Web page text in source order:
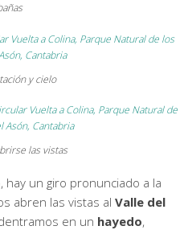
y cielo
las vistas
, hay un giro pronunciado a la
abren las vistas al Valle del
en un hayedo,